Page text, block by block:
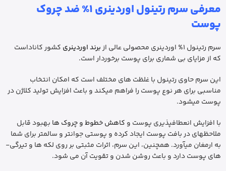
معرفی سرم رتینول اوردینری 1% ضد چروک
پوست
سرم رتینول 1% اوردینری محصولی عالی از برند اوردینری کشور کاناداست
که از مزایای بی ­شماری برای پوست برخوردار است.
این سرم حاوی رتینول با غلظت ­های مختلف است که امکان انتخاب
مناسبی برای هر نوع پوست را فراهم می­کند و باعث افزایش تولید کلاژن در
پوست می­شود.
با افزایش انعطاف­پذیری پوست و کاهش خطوط و چروک ­ها بهبود قابل
ملاحظه­ای در بافت پوست ایجاد کرده و پوستی جوان­تر و سالم­تر برای شما
به ارمغان می­آورد. همچنین، این سرم، اثرات مثبتی بر روی لکه ­ها و تیرگی­
های پوست دارد و باعث روشن شدن و تقویت آن می­ شود.